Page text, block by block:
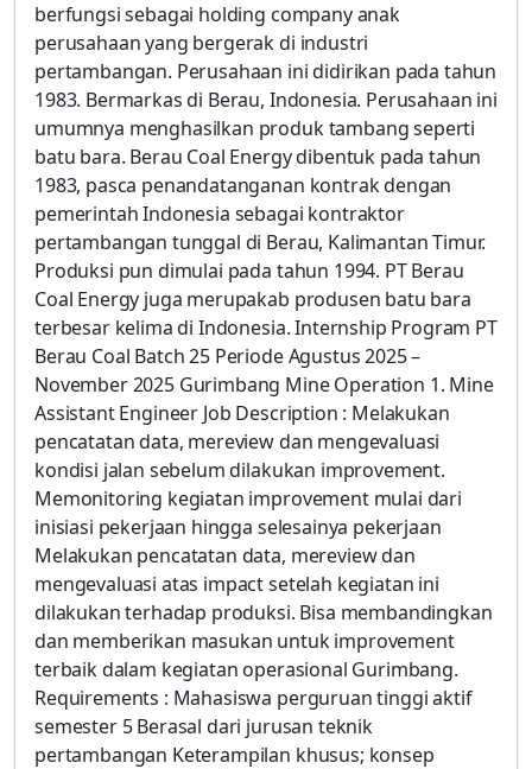
berfungsi sebagai holding company anak
perusahaan yang bergerak di industri
pertambangan. Perusahaan ini didirikan pada tahun
1983. Bermarkas di Berau, Indonesia. Perusahaan ini
umumnya menghasilkan produk tambang seperti
batu bara. Berau Coal Energy dibentuk pada tahun
1983, pasca penandatanganan kontrak dengan
pemerintah Indonesia sebagai kontraktor
pertambangan tunggal di Berau, Kalimantan Timur.
Produksi pun dimulai pada tahun 1994. PT Berau
Coal Energy juga merupakab produsen batu bara
terbesar kelima di Indonesia. Internship Program PT
Berau Coal Batch 25 Periode Agustus 2025 –
November 2025 Gurimbang Mine Operation 1. Mine
Assistant Engineer Job Description : Melakukan
pencatatan data, mereview dan mengevaluasi
kondisi jalan sebelum dilakukan improvement.
Memonitoring kegiatan improvement mulai dari
inisiasi pekerjaan hingga selesainya pekerjaan
Melakukan pencatatan data, mereview dan
mengevaluasi atas impact setelah kegiatan ini
dilakukan terhadap produksi. Bisa membandingkan
dan memberikan masukan untuk improvement
terbaik dalam kegiatan operasional Gurimbang.
Requirements : Mahasiswa perguruan tinggi aktif
semester 5 Berasal dari jurusan teknik
pertambangan Keterampilan khusus; konsep